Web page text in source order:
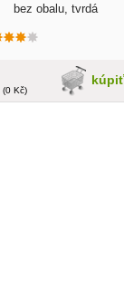
bez obalu, tvrdá
kúpiť
(0 Kč)